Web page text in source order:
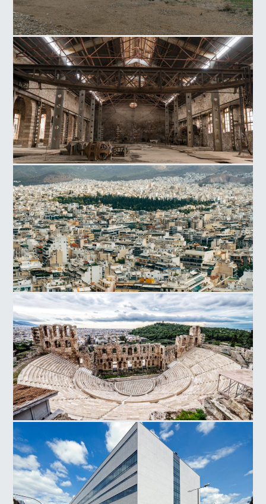
Συγκρότημα Αρσενικού Λαυρίου
Ηλεκτρικός Σταθμός Λαυρίου
Αθήνα
Ωδείο Ηρώδου του Αττικού